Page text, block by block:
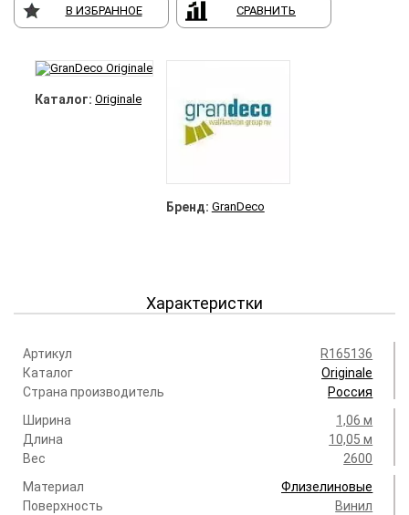
В ИЗБРАННОЕ СРАВНИТЬ
Каталог: Originale
Бренд: GranDeco
Характеристки
Артикул
R165136
Каталог
Originale
Страна производитель
Россия
Ширина
1,06 м
Длина
10,05 м
Вес
2600
Материал
Флизелиновые
Поверхность
Винил